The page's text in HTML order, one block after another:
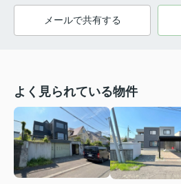
メールで共有する
よく見られている物件